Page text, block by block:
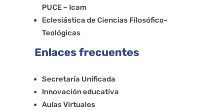
PUCE – Icam
Eclesiástica de Ciencias Filosófico-
Teológicas
Enlaces frecuentes
Secretaría Unificada
Innovación educativa
Aulas Virtuales